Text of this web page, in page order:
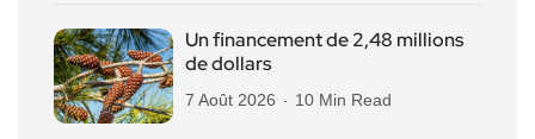
Un financement de 2,48 millions
de dollars
7 Août 2026 10 Min Read